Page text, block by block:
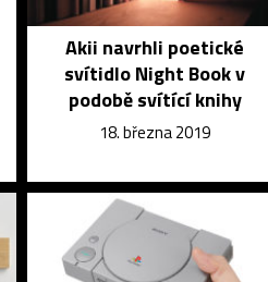
Akii navrhli poetické
svítidlo Night Book v
podobě svítící knihy
18. března 2019